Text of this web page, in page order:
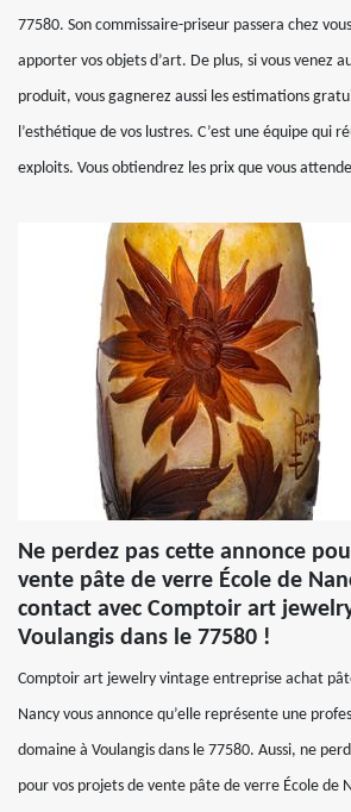
77580. Son commissaire-priseur passera chez
apporter vos objets d’art. De plus, si vous venez
produit, vous gagnerez aussi les estimations
l’esthétique de vos lustres. C’est une équipe qui
exploits. Vous obtiendrez les prix que vous
Ne perdez pas cette annonce
vente pâte de verre École de
contact avec Comptoir art
Voulangis dans le 77580 !
Comptoir art jewelry vintage entreprise achat
Nancy vous annonce qu’elle représente une
domaine à Voulangis dans le 77580. Aussi, ne
pour vos projets de vente pâte de verre École de